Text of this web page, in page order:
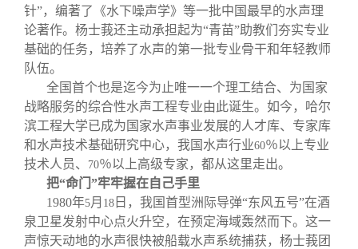
针”，编著了《水下噪声学》等一批中国最早的水声理
论著作。杨士莪还主动承担起为“青苗”助教们夯实专业
基础的任务，培养了水声的第一批专业骨干和年轻教师
队伍。
全国首个也是迄今为止唯一一个理工结合、为国家
战略服务的综合性水声工程专业由此诞生。如今，哈尔
滨工程大学已成为国家水声事业发展的人才库、专家库
和水声技术基础研究中心，我国水声行业60％以上专业
技术人员、
70％以上高级专家，都从这里走出。
把“命门”牢牢握在自己手里
1980年5月 18 日，我国首型洲际导弹“东风五号”在酒
泉卫星发射中心点火升空，在预定海域轰然而下。这一
声惊天动地的水声很快被船载水声系统捕获，杨士莪团